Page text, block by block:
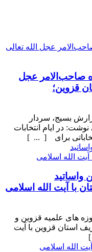
صاحب‌الامر عجل
قزوین؛
بسیج، سردار
در ایام انتخابات
برای [ ... ]
واساتید
با آیت الله اسلامی
های علمیه قزوین و
استان قزوین با آیت